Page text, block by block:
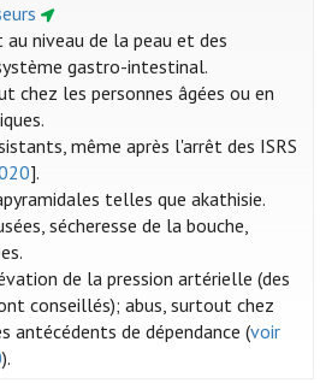
niveau de la peau et des
gastro-intestinal.
chez les personnes âgées ou en
même après l'arrêt des ISRS
].
telles que akathisie.
sécheresse de la bouche,
de la pression artérielle (des
conseillés); abus, surtout chez
antécédents de dépendance (voir
).